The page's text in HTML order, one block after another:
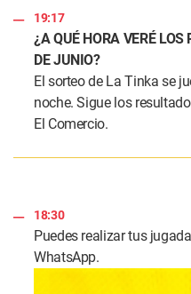
19:17
¿A QUÉ HORA VERÉ
DE JUNIO?
El sorteo de La Tinka se
noche. Sigue los
El Comercio.
18:30
Puedes realizar tus
WhatsApp.